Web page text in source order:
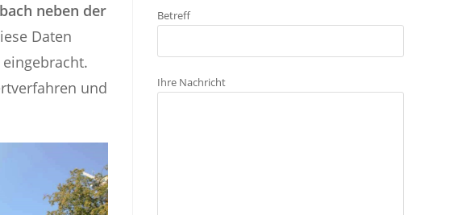
neben der
Daten
und
Betreff
Ihre Nachricht